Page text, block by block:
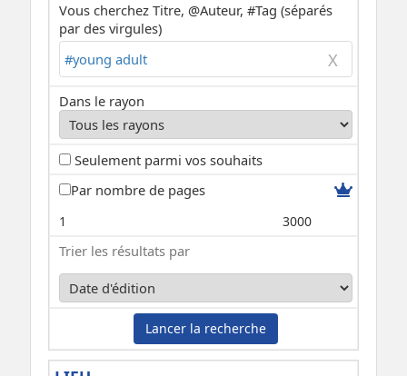
Vous cherchez Titre, @Auteur, #Tag (séparés
par des virgules)
Dans le rayon
Seulement parmi vos souhaits
Par nombre de pages
1 3000
Trier les résultats par
Lancer la recherche